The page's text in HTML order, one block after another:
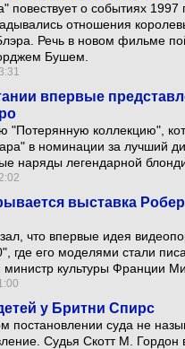
повествует о событиях 1997
отношения
Речь в новом фильме
Бушем.
впервые
"Потерянную коллекцию",
в номинации за лучший
наряды легендарной
выставка
что впервые идея
где его моделями стали
министр культуры Франции
у Бритни Спирс
постановлении суда не
Судья Скотт М.